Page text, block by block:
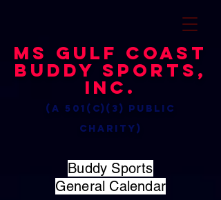
MS Gulf Coast
Buddy Sports,
Inc.
(a 501(c)(3) public
charity)
Buddy Sports
General Calendar